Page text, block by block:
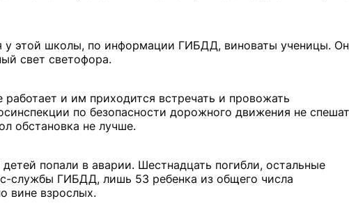
этой школы, по информации ГИБДД, виноваты ученицы.
свет светофора.
и им приходится встречать и провожать
по безопасности дорожного движения не
обстановка не лучше.
попали в аварии. Шестнадцать погибли, остальные
службы ГИБДД, лишь 53 ребенка из общего числа
вине взрослых.